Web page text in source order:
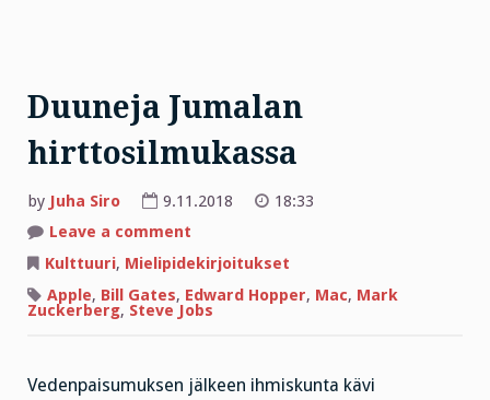
Duuneja Jumalan
hirttosilmukassa
by Juha Siro 9.11.2018
18:33
Leave a comment
Jumalan
hirttosilmukassa
Kulttuuri, Mielipidekirjoitukset
Apple, Bill Gates, Edward Hopper, Mac, Mark
Zuckerberg, Steve Jobs
Vedenpaisumuksen jälkeen ihmiskunta kävi